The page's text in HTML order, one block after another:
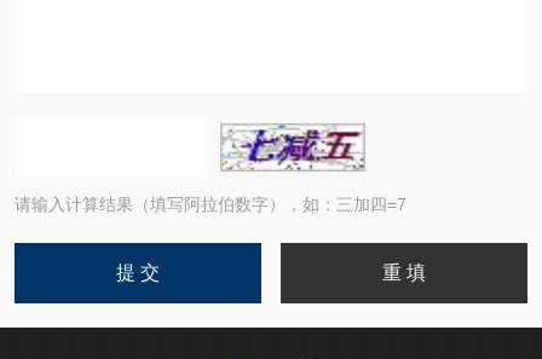
请输入计算结果（填写阿拉伯数字），如：三加四=7